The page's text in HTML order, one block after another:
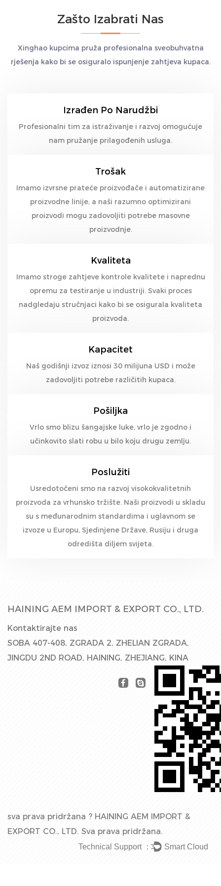
Zašto Izabrati Nas
Xinghao kupcima pruža profesionalna sveobuhvatna
rješenja kako bi se osiguralo ispunjenje zahtjeva kupaca.
Izrađen Po Narudžbi
Profesionalni tim za istraživanje i razvoj omogućuje
nam pružanje prilagođenih usluga.
Trošak
Imamo izvrsne prateće proizvođače i automatizirane
proizvodne linije, a naši razumno optimizirani
proizvodi mogu zadovoljiti potrebe masovne
proizvodnje.
Kvaliteta
Imamo stroge zahtjeve kontrole kvalitete i naprednu
opremu za testiranje u industriji. Svaki proces
nadgledaju stručnjaci kako bi se osigurala kvaliteta
proizvoda.
Kapacitet
Naš godišnji izvoz iznosi 30 milijuna USD i može
zadovoljiti potrebe različitih kupaca.
Pošiljka
Vrlo smo blizu šangajske luke, vrlo je zgodno i
učinkovito slati robu u bilo koju drugu zemlju.
Poslužiti
Usredotočeni smo na razvoj visokokvalitetnih
proizvoda za vrhunsko tržište. Naši proizvodi u skladu
su s međunarodnim standardima i uglavnom se
izvoze u Europu, Sjedinjene Države, Rusiju i druga
odredišta diljem svijeta.
HAINING AEM IMPORT & EXPORT CO., LTD.
Kontaktirajte nas
SOBA 407-408, ZGRADA 2, ZHELIAN ZGRADA,
JINGDU 2ND ROAD, HAINING, ZHEJIANG, KINA
sva prava pridržana ? HAINING AEM IMPORT &
EXPORT CO., LTD. Sva prava pridržana.
Technical Support ： Smart Cloud